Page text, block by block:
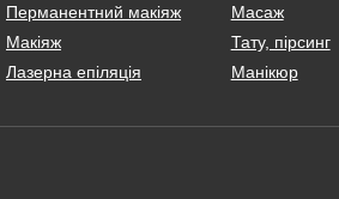
Перманентний макіяж
Макіяж
Лазерна епіляція
Масаж
Тату, пірсинг
Манікюр